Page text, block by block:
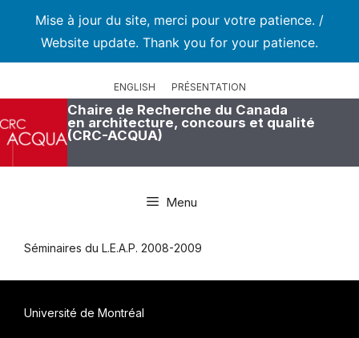
Mise à jour du site, merci pour votre patience. /
Website update. Thank you for your patience.
ENGLISH PRÉSENTATION
Chaire de Recherche du Canada
en architecture, concours et qualité
(CRC-ACQUA)
Menu
Séminaires du L.E.A.P. 2008-2009
Université de Montréal